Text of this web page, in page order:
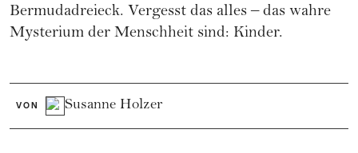
Bermudadreieck. Vergesst das alles – das wahre
Mysterium der Menschheit sind: Kinder.
VON Susanne Holzer